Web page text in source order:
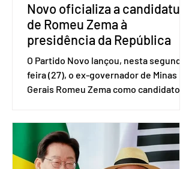
Novo oficializa a candidatura
de Romeu Zema à
presidência da República
O Partido Novo lançou, nesta segunda-
feira (27), o ex-governador de Minas
Gerais Romeu Zema como candidato à
Brasília. O Novo ainda não definiu quem
vai compor a chapa como candidato a
vice-presidente. A convenção contou